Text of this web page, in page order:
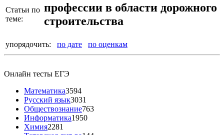
Статьи по
теме:
профессии в области дорожного
строительства
упорядочить: по дате по оценкам
Онлайн тесты ЕГЭ
Математика3594
Русский язык3031
Обществознание763
Информатика1950
Химия2281